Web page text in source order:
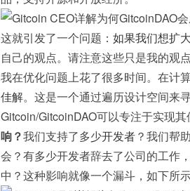
这就引发了一个问题： 如果我们想扩
自己的观点。请注意这些只是我的观
我在优化问题上花了很多时间。在计
佳解。这是一个通过遍历设计空间来
Gitcoin/GitcoinDAO可以专注于实现其
响？我们支持了多少开发者？我们帮
会？有多少开发者辞去了公司的工作
中？这种影响就像一个漏斗，如下所示